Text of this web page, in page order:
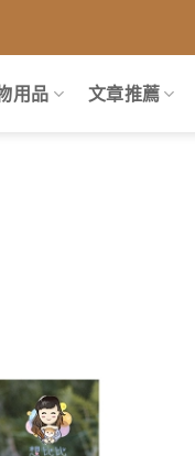
用品 文章推薦